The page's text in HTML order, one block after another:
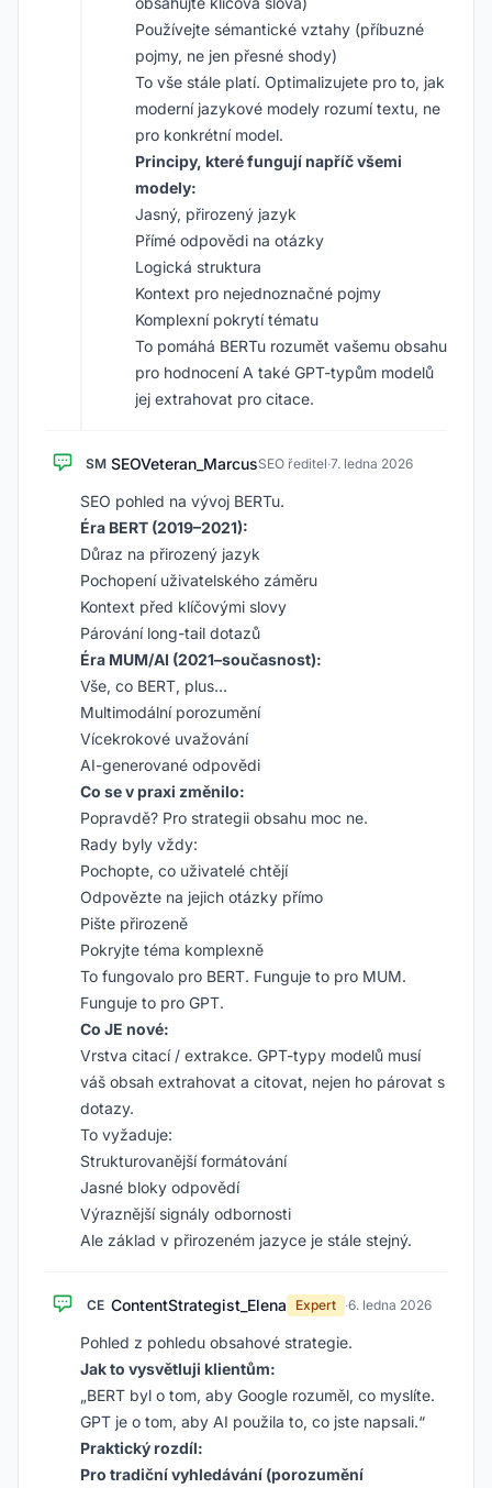
Používejte sémantické vztahy (příbuzné
pojmy, ne jen přesné shody)
To vše stále platí. Optimalizujete pro to, jak
moderní jazykové modely rozumí textu, ne
pro konkrétní model.
Principy, které fungují napříč všemi
modely:
Jasný, přirozený jazyk
Přímé odpovědi na otázky
Logická struktura
Kontext pro nejednoznačné pojmy
Komplexní pokrytí tématu
To pomáhá BERTu rozumět vašemu obsahu
pro hodnocení A také GPT-typům modelů
jej extrahovat pro citace.
SM SEOVeteran_MarcusSEO ředitel·7. ledna 2026
SEO pohled na vývoj BERTu.
Éra BERT (2019–2021):
Důraz na přirozený jazyk
Pochopení uživatelského záměru
Kontext před klíčovými slovy
Párování long-tail dotazů
Éra MUM/AI (2021–současnost):
Vše, co BERT, plus…
Multimodální porozumění
Vícekrokové uvažování
AI-generované odpovědi
Co se v praxi změnilo:
Popravdě? Pro strategii obsahu moc ne.
Rady byly vždy:
Pochopte, co uživatelé chtějí
Odpovězte na jejich otázky přímo
Pište přirozeně
Pokryjte téma komplexně
To fungovalo pro BERT. Funguje to pro MUM.
Funguje to pro GPT.
Co JE nové:
Vrstva citací / extrakce. GPT-typy modelů musí
váš obsah extrahovat a citovat, nejen ho párovat s
dotazy.
To vyžaduje:
Strukturovanější formátování
Jasné bloky odpovědí
Výraznější signály odbornosti
Ale základ v přirozeném jazyce je stále stejný.
CE ContentStrategist_Elena Expert ·6. ledna 2026
Pohled z pohledu obsahové strategie.
Jak to vysvětluji klientům:
„BERT byl o tom, aby Google rozuměl, co myslíte.
GPT je o tom, aby AI použila to, co jste napsali.“
Praktický rozdíl:
Pro tradiční vyhledávání (porozumění